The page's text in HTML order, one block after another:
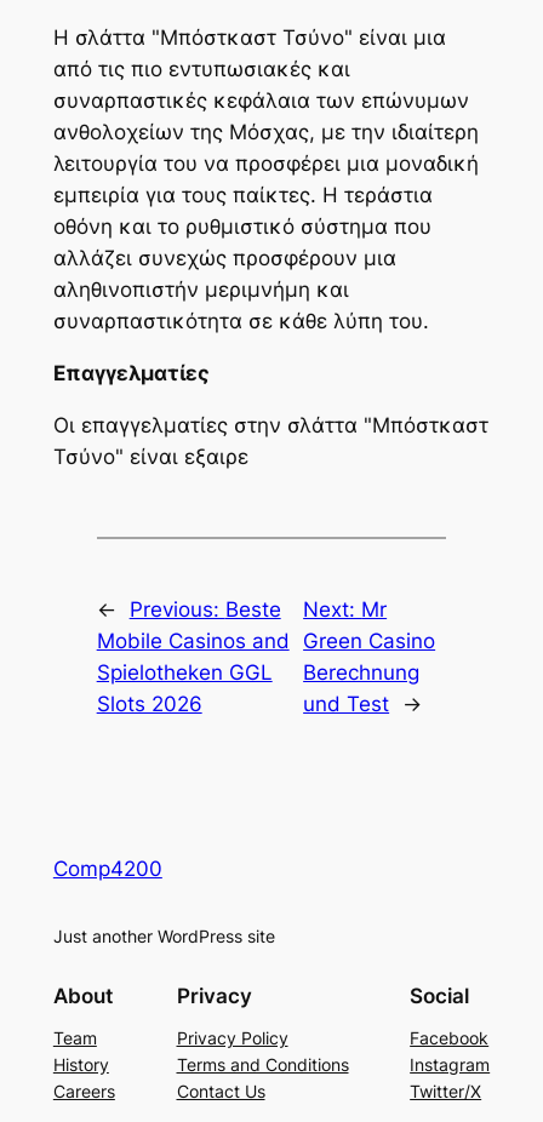
Η σλάττα "Μπόστκαστ Τσύνο" είναι μια
από τις πιο εντυπωσιακές και
συναρπαστικές κεφάλαια των επώνυμων
ανθολοχείων της Μόσχας, με την ιδιαίτερη
λειτουργία του να προσφέρει μια μοναδική
εμπειρία για τους παίκτες. Η τεράστια
οθόνη και το ρυθμιστικό σύστημα που
αλλάζει συνεχώς προσφέρουν μια
αληθινοπιστήν μεριμνήμη και
συναρπαστικότητα σε κάθε λύπη του.
Επαγγελματίες
Οι επαγγελματίες στην σλάττα "Μπόστκαστ
Τσύνο" είναι εξαιρε
← Previous: Beste
Mobile Casinos and
Spielotheken GGL
Slots 2026
Next: Mr
Green Casino
Berechnung
und Test
→
Comp4200
Just another WordPress site
About
Team
History
Careers
Privacy
Privacy Policy
Terms and Conditions
Contact Us
Social
Facebook
Instagram
Twitter/X